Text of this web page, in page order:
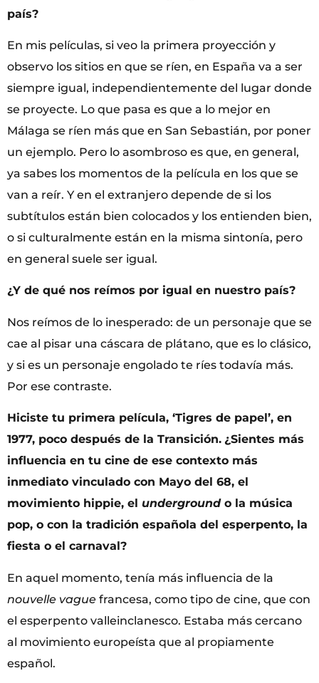
país?
En mis películas, si veo la primera proyección y
observo los sitios en que se ríen, en España va a ser
siempre igual, independientemente del lugar donde
se proyecte. Lo que pasa es que a lo mejor en
Málaga se ríen más que en San Sebastián, por poner
un ejemplo. Pero lo asombroso es que, en general,
ya sabes los momentos de la película en los que se
van a reír. Y en el extranjero depende de si los
subtítulos están bien colocados y los entienden bien,
o si culturalmente están en la misma sintonía, pero
en general suele ser igual.
¿Y de qué nos reímos por igual en nuestro país?
Nos reímos de lo inesperado: de un personaje que se
cae al pisar una cáscara de plátano, que es lo clásico,
y si es un personaje engolado te ríes todavía más.
Por ese contraste.
Hiciste tu primera película, ‘Tigres de papel’, en
1977, poco después de la Transición. ¿Sientes más
influencia en tu cine de ese contexto más
inmediato vinculado con Mayo del 68, el
movimiento hippie, el undergroundo la música
pop, o con la tradición española del esperpento, la
fiesta o el carnaval?
En aquel momento, tenía más influencia de la
nouvelle vague francesa, como tipo de cine, que con
el esperpento valleinclanesco. Estaba más cercano
al movimiento europeísta que al propiamente
español.